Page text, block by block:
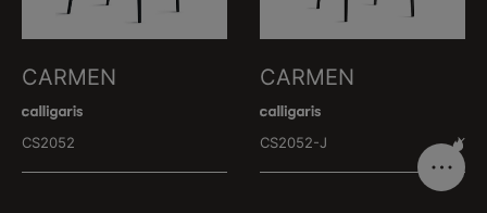
CARMEN
CS2052
CARMEN
CS2052-J